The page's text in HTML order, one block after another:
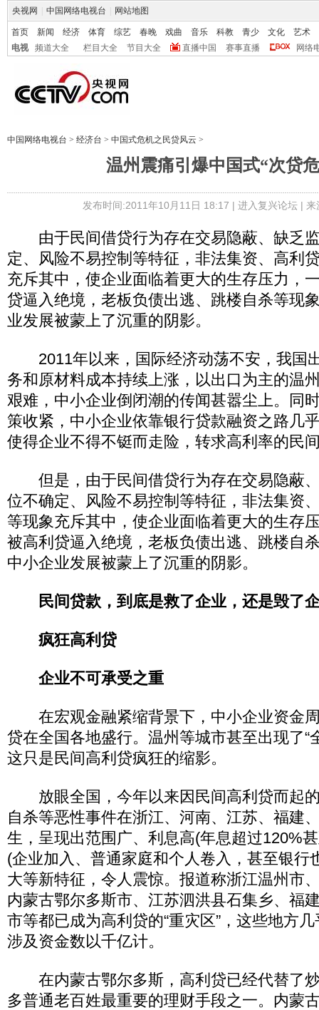
央视网 中国网络电视台 网站地图
首页 新闻 经济 体育 综艺 春晚 戏曲 音乐 科教 青少 文化
艺术
电视
频道大全 栏目大全 节目大全 直播中国 赛事直播 网络
中国网络电视台 > 经济台 > 中国式危机之民贷风云 >
温州震痛引爆中国式“次贷
发布时间:2011年10月11日 18:17 | 进入复兴论坛| 来
由于民间借贷行为存在交易隐蔽、缺乏
定、风险不易控制等特征，非法集资、高利
充斥其中，使企业面临着更大的生存压力，
贷逼入绝境，老板负债出逃、跳楼自杀等现
业发展被蒙上了沉重的阴影。
2011年以来，国际经济动荡不安，我国
务和原材料成本持续上涨，以出口为主的温
艰难，中小企业倒闭潮的传闻甚嚣尘上。同
策收紧，中小企业依靠银行贷款融资之路几
使得企业不得不铤而走险，转求高利率的民
但是，由于民间借贷行为存在交易隐蔽
位不确定、风险不易控制等特征，非法集资
等现象充斥其中，使企业面临着更大的生存
被高利贷逼入绝境，老板负债出逃、跳楼自
中小企业发展被蒙上了沉重的阴影。
民间贷款，到底是救了企业，还是毁了
疯狂高利贷
企业不可承受之重
在宏观金融紧缩背景下，中小企业资金
贷在全国各地盛行。温州等城市甚至出现了“
这只是民间高利贷疯狂的缩影。
放眼全国，今年以来因民间高利贷而起的
自杀等恶性事件在浙江、河南、江苏、福建
生，呈现出范围广、利息高(年息超过120%
(企业加入、普通家庭和个人卷入，甚至银行
大等新特征，令人震惊。报道称浙江温州市
内蒙古鄂尔多斯市、江苏泗洪县石集乡、福
市等都已成为高利贷的“重灾区”，这些地方
涉及资金数以千亿计。
在内蒙古鄂尔多斯，高利贷已经代替了
多普通老百姓最重要的理财手段之一。内蒙